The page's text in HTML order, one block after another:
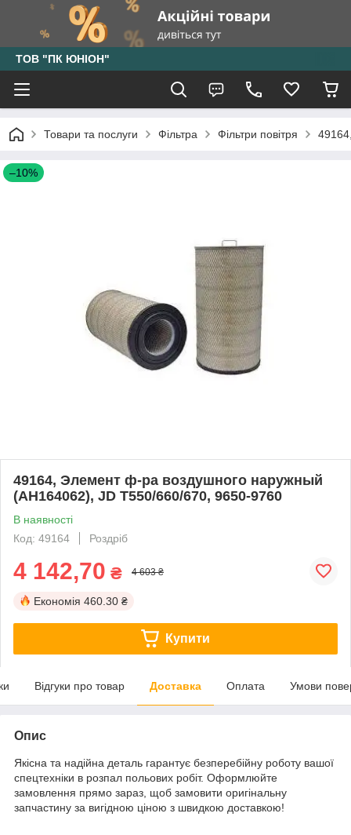
ТОВ "ПК ЮНІОН"
Товари та послуги Фільтра Фільтри повітря
–10%
49164, Элемент ф-ра воздушного наружный
(AH164062), JD T550/660/670, 9650-9760
В наявності
Код: 49164
Роздріб
4 142,70 ₴ 4 603 ₴
Економія 460.30 ₴
Купити
Відгуки про товар Доставка Оплата Умови
Опис
Якісна та надійна деталь гарантує безперебійну роботу вашої
спецтехніки в розпал польових робіт. Оформлюйте
замовлення прямо зараз, щоб замовити оригінальну
запчастину за вигідною ціною з швидкою доставкою!